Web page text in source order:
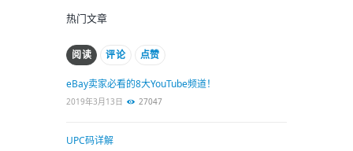
热门文章
阅读 评论 点赞
eBay卖家必看的8大YouTube频道！
2019年3月13日 27047
UPC码详解